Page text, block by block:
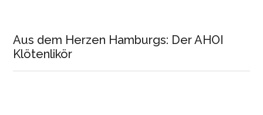
Aus dem Herzen Hamburgs: Der AHOI
Klötenlikör